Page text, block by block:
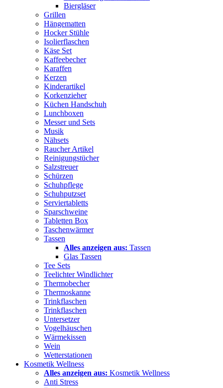
Biergläser
Grillen
Hängematten
Hocker Stühle
Isolierflaschen
Käse Set
Kaffeebecher
Karaffen
Kerzen
Kinderartikel
Korkenzieher
Küchen Handschuh
Lunchboxen
Messer und Sets
Musik
Nähsets
Raucher Artikel
Reinigungstücher
Salzstreuer
Schürzen
Schuhpflege
Schuhputzset
Serviertabletts
Sparschweine
Tabletten Box
Taschenwärmer
Tassen
Alles anzeigen aus: Tassen
Glas Tassen
Tee Sets
Teelichter Windlichter
Thermobecher
Thermoskanne
Trinkflaschen
Trinkflaschen
Untersetzer
Vogelhäuschen
Wärmekissen
Wein
Wetterstationen
Kosmetik Wellness
Alles anzeigen aus: Kosmetik Wellness
Anti Stress